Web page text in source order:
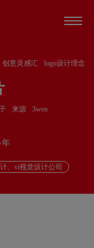
创意灵感汇
logo设计理念
来源 3wen
年
、vi视觉设计公司